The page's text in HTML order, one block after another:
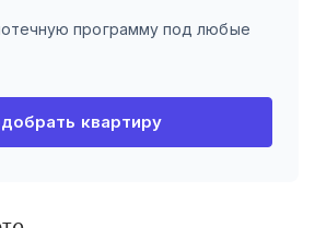
программу под любые
квартиру